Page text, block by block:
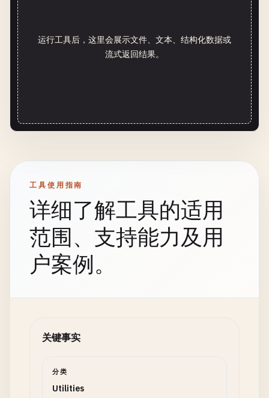
运行工具后，这里会展示文件、文本、结构化数据或
流式返回结果。
工具使用指南
详细了解工具的适用
范围、支持能力及用
户案例。
关键事实
分类
Utilities